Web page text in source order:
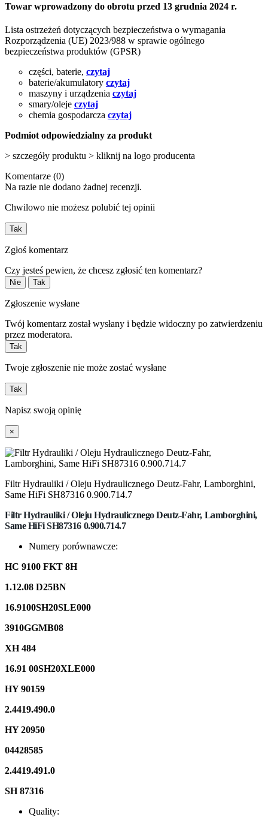
Towar wprowadzony do obrotu przed 13 grudnia 2024 r.
Lista ostrzeżeń dotyczących bezpieczeństwa o wymagania
Rozporządzenia (UE) 2023/988 w sprawie ogólnego
bezpieczeństwa produktów (GPSR)
części, baterie, czytaj
baterie/akumulatory czytaj
maszyny i urządzenia czytaj
smary/oleje czytaj
chemia gospodarcza czytaj
Podmiot odpowiedzialny za produkt
> szczegóły produktu > kliknij na logo producenta
Komentarze (0)
Na razie nie dodano żadnej recenzji.
Chwilowo nie możesz polubić tej opinii
Tak
Zgłoś komentarz
Czy jesteś pewien, że chcesz zgłosić ten komentarz?
Nie Tak
Zgłoszenie wysłane
Twój komentarz został wysłany i będzie widoczny po zatwierdzeniu
przez moderatora.
Tak
Twoje zgłoszenie nie może zostać wysłane
Tak
Napisz swoją opinię
×
Filtr Hydrauliki / Oleju Hydraulicznego Deutz-Fahr, Lamborghini,
Same HiFi SH87316 0.900.714.7
Filtr Hydrauliki / Oleju Hydraulicznego Deutz-Fahr, Lamborghini,
Same HiFiSH87316 0.900.714.7
Numery porównawcze:
HC 9100 FKT 8H
1.12.08 D25BN
16.9100SH20SLE000
3910GGMB08
XH 484
16.91 00SH20XLE000
HY 90159
2.4419.490.0
HY 20950
04428585
2.4419.491.0
SH 87316
Quality: